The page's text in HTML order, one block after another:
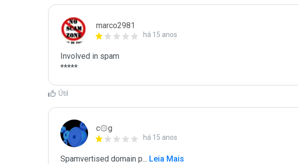
marco2981
há 15 anos
Involved in spam
*****
Útil
c۞g
há 15 anos
Spamvertised domain p... Leia Mais